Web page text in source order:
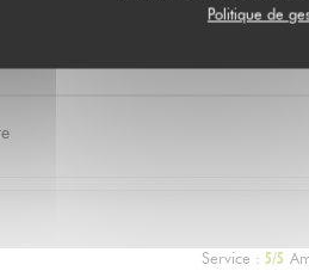
Politique de
Service : 5/5